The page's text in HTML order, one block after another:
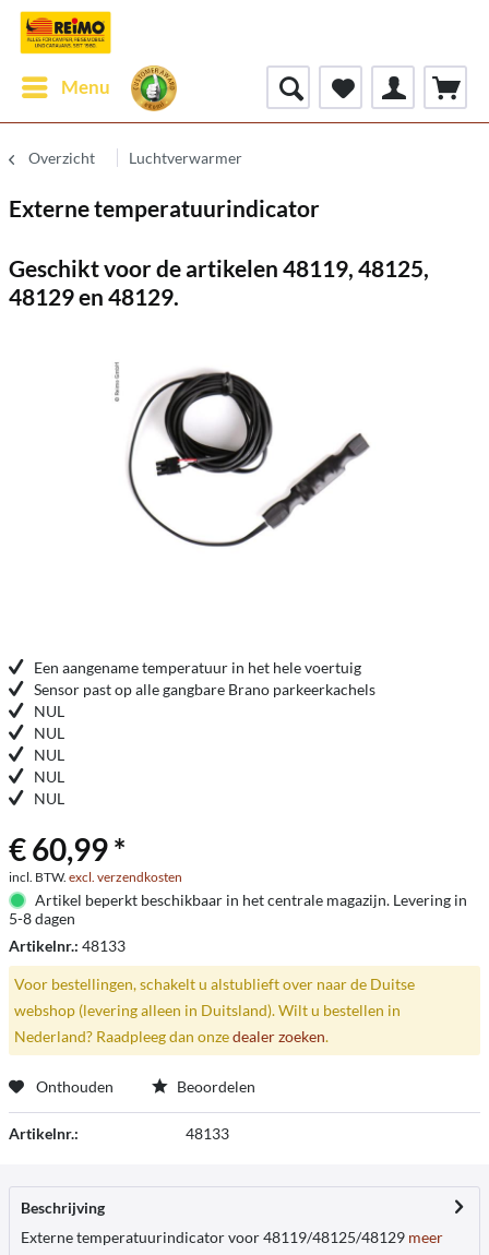
Menu
Overzicht Luchtverwarmer
Externe temperatuurindicator
Geschikt voor de artikelen 48119, 48125,
48129 en 48129.
Een aangename temperatuur in het hele voertuig
Sensor past op alle gangbare Brano parkeerkachels
NUL
NUL
NUL
NUL
NUL
€ 60,99 *
incl. BTW. excl. verzendkosten
Artikel beperkt beschikbaar in het centrale magazijn. Levering in
5-8 dagen
Artikelnr.: 48133
Voor bestellingen, schakelt u alstublieft over naar de Duitse
webshop (levering alleen in Duitsland). Wilt u bestellen in
Nederland? Raadpleeg dan onzedealer zoeken.
Onthouden Beoordelen
Artikelnr.: 48133
Beschrijving
Externe temperatuurindicator voor 48119/48125/48129 meer